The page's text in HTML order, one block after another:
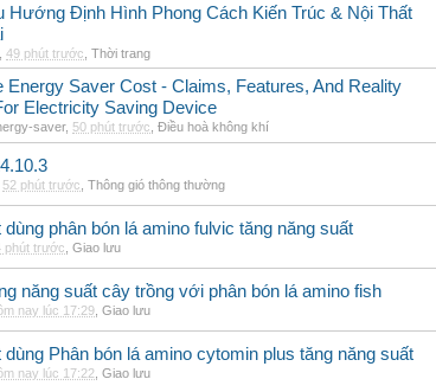
Hướng Định Hình Phong Cách Kiến Trúc & Nội Thất
49 phút trước Thời trang
Energy Saver Cost - Claims, Features, And Reality
Electricity Saving Device
saver, 50 phút trước Điều hoà không khí
52 phút trước Thông gió thông thường
dùng phân bón lá amino fulvic tăng năng suất
phút trước Giao lưu
năng suất cây trồng với phân bón lá amino fish
nay lúc 17:29 Giao lưu
dùng Phân bón lá amino cytomin plus tăng năng suất
nay lúc 17:22 Giao lưu